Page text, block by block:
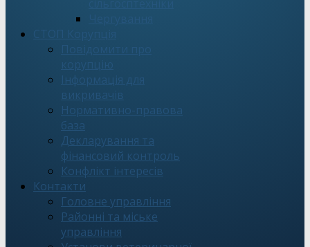
СТОП Корупція
Повідомити про
корупцію
Інформація для
викривачів
Нормативно-правова
база
Декларування та
фінансовий контроль
Конфлікт інтересів
Контакти
Головне управління
Районні та міське
управління